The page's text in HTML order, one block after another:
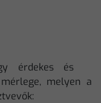
érdekes és
melyen a